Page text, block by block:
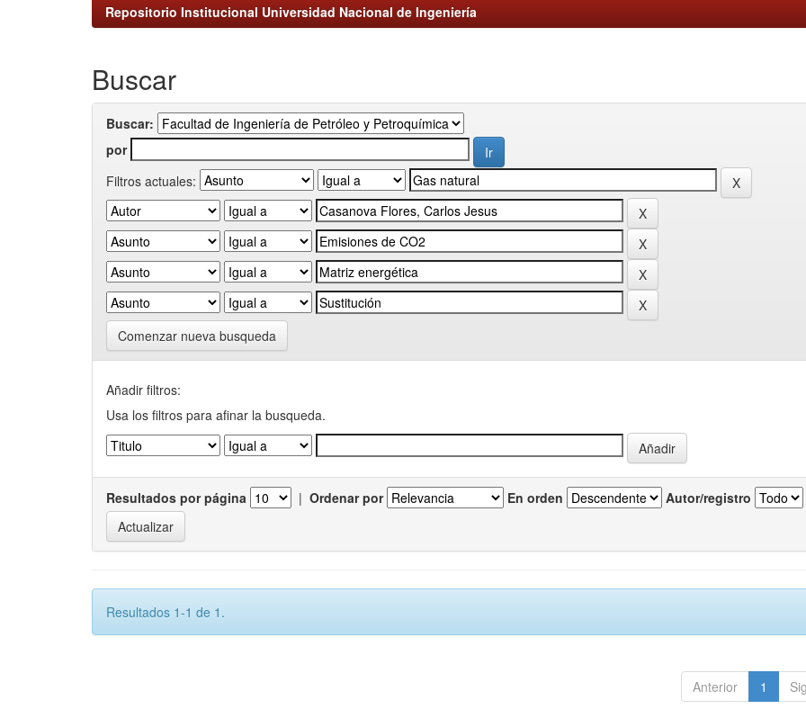
Repositorio Institucional Universidad Nacional de Ingeniería
Buscar
Buscar:
por
Filtros actuales:
Comenzar nueva busqueda
Añadir filtros:
Usa los filtros para afinar la busqueda.
Resultados por página | Ordenar por En orden Autor/registro
Resultados 1-1 de 1.
Anterior 1